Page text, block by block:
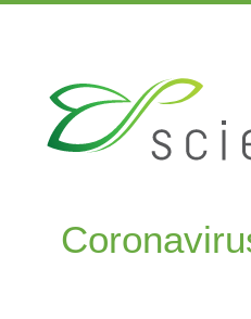
content